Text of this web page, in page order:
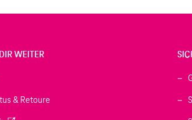
WEITER
& Retoure